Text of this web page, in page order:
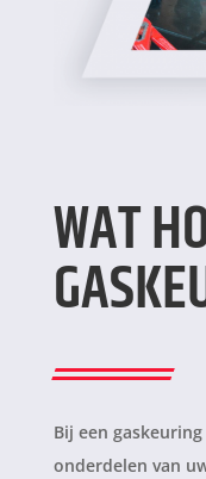
WAT
Bij een
onderdelen van